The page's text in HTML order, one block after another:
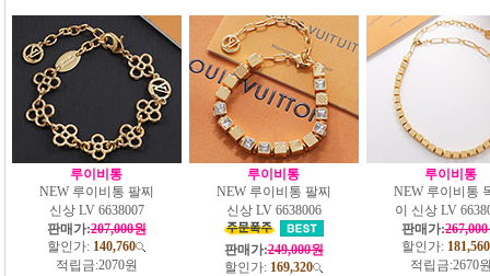
루이비통
NEW 루이비통 팔찌
신상 LV 6638007
판매가:207,000원
할인가: 140,760
적립금:2070원
루이비통
NEW 루이비통 팔찌
신상 LV 6638006
판매가:249,000원
할인가: 169,320
루이비통
NEW 루이비통
이 신상 LV
판매가:
할인가: 181,560
적립금:2670